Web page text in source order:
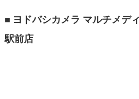
■ ヨドバシカメラ マルチメデ
駅前店